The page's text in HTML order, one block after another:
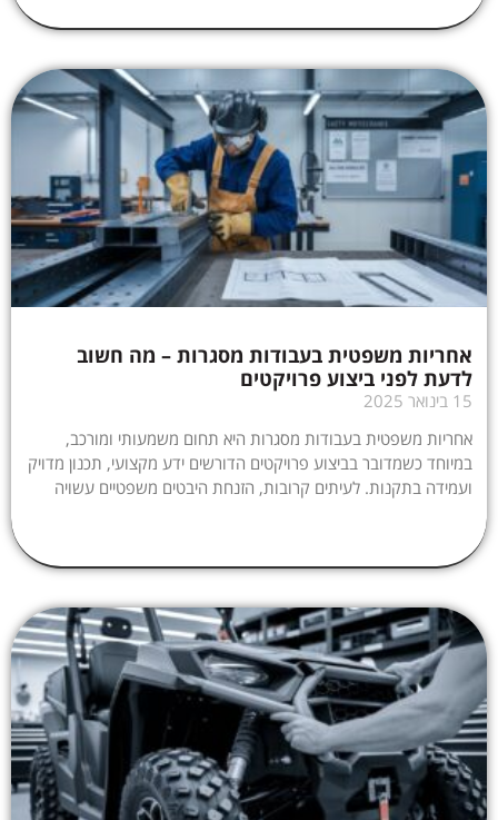
אחריות משפטית בעבודות מסגרות – מה חשוב
לדעת לפני ביצוע פרויקטים
15 בינואר 2025
אחריות משפטית בעבודות מסגרות היא תחום משמעותי ומורכב,
במיוחד כשמדובר בביצוע פרויקטים הדורשים ידע מקצועי, תכנון מדויק
ועמידה בתקנות. לעיתים קרובות, הזנחת היבטים משפטיים עשויה